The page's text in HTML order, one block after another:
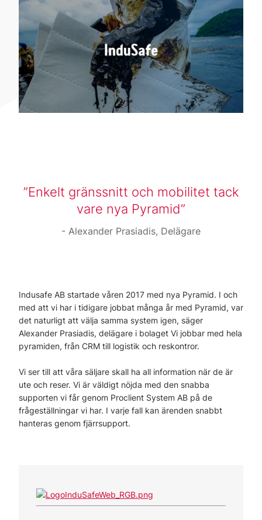
Enkelt gränssnitt och mobilitet tack
vare nya Pyramid
Alexander Prasiadis, Delägare
Indusafe AB startade våren 2017 med nya Pyramid. I och
med att vi har i tidigare jobbat många år med Pyramid, var
det naturligt att välja samma system igen, säger
Alexander Prasiadis, delägare i bolaget Vi jobbar med hela
pyramiden, från CRM till logistik och reskontror.
Vi ser till att våra säljare skall ha all information när de är
ute och reser. Vi är väldigt nöjda med den snabba
supporten vi får genom Proclient System AB på de
frågeställningar vi har. I varje fall kan ärenden snabbt
hanteras genom fjärrsupport.